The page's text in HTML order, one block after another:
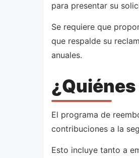
para presentar su
Se requiere que
que respalde su
anuales.
El programa de
contribuciones a la
Esto incluye tanto a